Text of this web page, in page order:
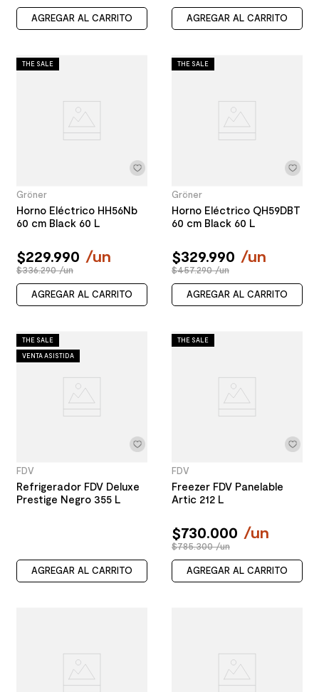
AGREGAR AL CARRITO AGREGAR AL CARRITO
THE SALE
Gröner
Horno Eléctrico HH56Nb
60 cm Black 60 L
$229.990 /un
$336.290 /un
AGREGAR AL CARRITO
THE SALE
Gröner
Horno Eléctrico QH59DBT
60 cm Black 60 L
$329.990 /un
$457.290 /un
AGREGAR AL CARRITO
THE SALE
VENTA ASISTIDA
FDV
Refrigerador FDV Deluxe
Prestige Negro 355 L
AGREGAR AL CARRITO
THE SALE
FDV
Freezer FDV Panelable
Artic 212 L
$730.000 /un
$785.300 /un
AGREGAR AL CARRITO